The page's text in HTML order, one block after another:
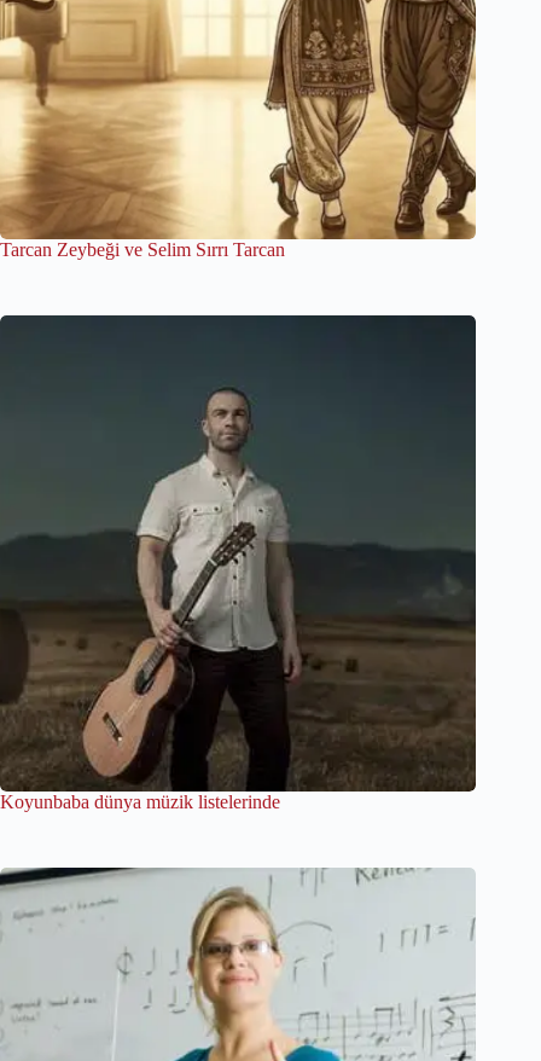
Tarcan Zeybeği ve Selim Sırrı Tarcan
Koyunbaba dünya müzik listelerinde